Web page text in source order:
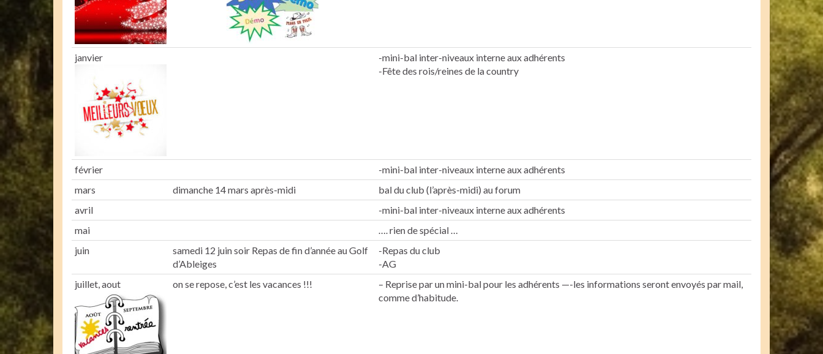
janvier
-mini-bal inter-niveaux interne aux adhérents
-Fête des rois/reines de la country
février
-mini-bal inter-niveaux interne aux adhérents
mars
dimanche 14 mars après-midi
bal du club (l’après-midi) au forum
avril
-mini-bal inter-niveaux interne aux adhérents
mai
…. rien de spécial …
juin
samedi 12 juin soir Repas de fin d’année au Golf
d’Ableiges
-Repas du club
-AG
juillet, aout
on se repose, c’est les vacances !!!
– Reprise par un mini-bal pour les adhérents —-les informations seront envoyés par mail,
comme d’habitude.